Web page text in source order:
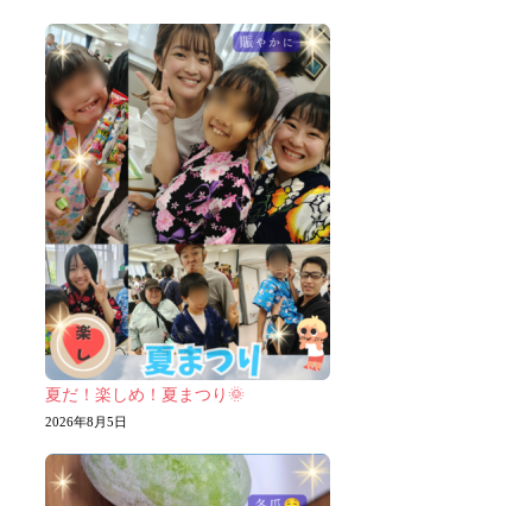
夏だ！楽しめ！夏まつり🌞
2026年8月5日